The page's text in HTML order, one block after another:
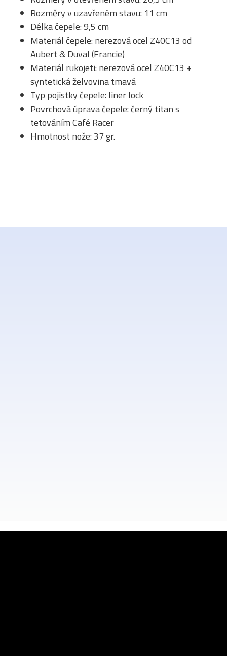
Rozměry v uzavřeném stavu: 11 cm
Délka čepele: 9,5 cm
Materiál čepele: nerezová ocel Z40C13 od
Aubert & Duval (Francie)
Materiál rukojeti: nerezová ocel Z40C13 +
syntetická želvovina tmavá
Typ pojistky čepele: liner lock
Povrchová úprava čepele: černý titan s
tetováním Café Racer
Hmotnost nože: 37 gr.